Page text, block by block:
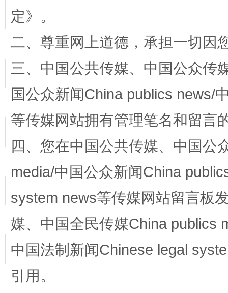
定》。
二、尊重网上道德，承担一切因
三、中国公共传媒、中国公众传
国公众新闻China publics news/
等传媒网站拥有管理笔名和留言
四、您在中国公共传媒、中国公
media/中国公众新闻China
system news等传媒网站留言板
媒、中国全民传媒China publics
中国法制新闻Chinese legal
引用。